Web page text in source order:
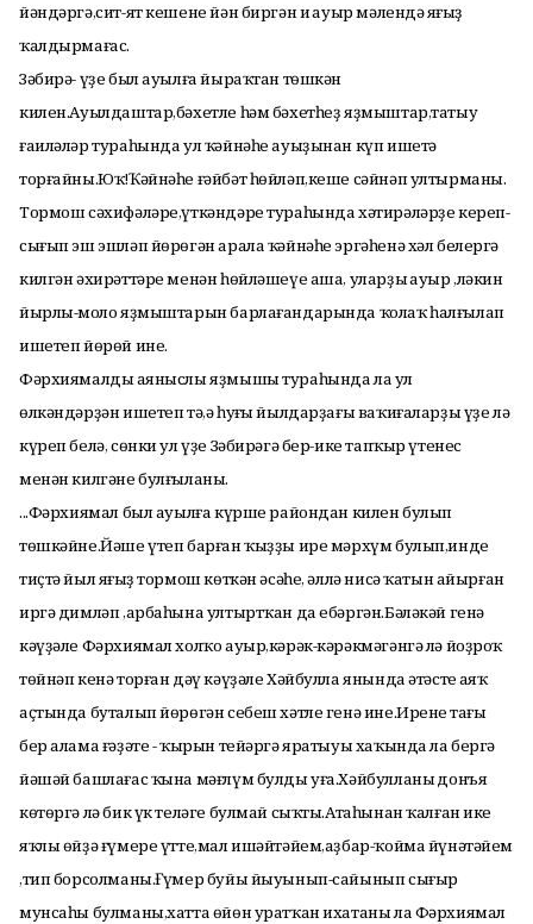
йәндәргә,сит-ят кешене йән биргән иң ауыр мәлендә яңғыҙ
ҡалдырмағас.
Зәбирә- үҙе был ауылға йыраҡтан төшкән
килен.Ауылдаштар,бәхетле һәм бәхетһеҙ яҙмыштар,татыу
ғаиләләр тураһында ул ҡәйнәһе ауыҙынан күп ишетә
торғайны.Юҡ!Ҡәйнәһе ғәйбәт һөйләп,кеше сәйнәп ултырманы.
Тормош сәхифәләре,үткәндәре тураһында хәтирәләрҙе кереп-
сығып эш эшләп йөрөгән арала ҡәйнәһе эргәһенә хәл белергә
килгән әхирәттәре менән һөйләшеүе аша, уларҙың ауыр ,ләкин
йырлы-моңло яҙмыштарын барлағандарында ҡолаҡ һалғылап
ишетеп йөрөй ине.
Фәрхиямалдың аяныслы яҙмышы тураһында ла ул
өлкәндәрҙән ишетеп тә,ә һуңғы йылдарҙағы ваҡиғаларҙы үҙе лә
күреп белә, сөнки ул үҙе Зәбирәгә бер-ике тапҡыр үтенес
менән килгәне булғыланы.
...Фәрхиямал был ауылға күрше райондан килен булып
төшкәйне.Йәше үтеп барған ҡыҙҙы ире мәрхүм булып,инде
тиҫтә йыл яңғыҙ тормош көткән әсәһе, әллә нисә ҡатын айырған
иргә димләп ,арбаһына ултыртҡан да ебәргән.Бәләкәй генә
кәүҙәле Фәрхиямал холҡо ауыр,кәрәк-кәрәкмәгәнгә лә йоҙроҡ
төйнәп кенә торған дәү кәүҙәле Хәйбулла янында әтәстең аяҡ
аҫтында буталып йөрөгән себеш хәтле генә ине.Иренең тағы
бер алама ғәҙәте - ҡырын тейәргә яратыуы хаҡында ла бергә
йәшәй башлағас ҡына мәғлүм булды уға.Хәйбулланың донъя
көтөргә лә бик үк теләге булмай сыҡты.Атаһынан ҡалған ике
яҡлы өйҙә ғүмере үтте,мал ишәйтәйем,аҙбар-ҡойма йүнәтәйем
,тип борсолманы.Ғүмер буйы йыуынып-сайынып сығыр
мунсаһы булманы,хатта өйөн уратҡан ихатаны ла Фәрхиямал